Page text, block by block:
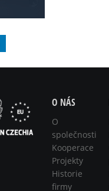
O NÁS
O
společnosti
Kooperace
Projekty
Historie
firmy